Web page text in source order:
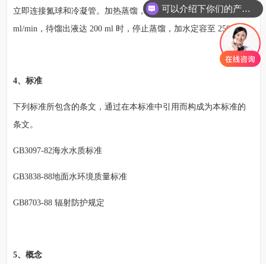
立即连接氮球和冷凝管。加热蒸馏，使馏出液速率约为 10
ml/min，待馏出液达 200 ml 时，停止蒸馏，加水定容至 250 ml。
4、标准
下列标准所包含的条文，通过在本标准中引用而构成为本标准的
条文。
GB3097-82海水水质标准
GB3838-88地面水环境质量标准
GB8703-88 辐射防护规定
5、概念
可以介绍下你们的产品么